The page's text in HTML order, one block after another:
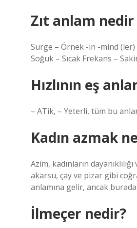
Zıt anlam
Surge – Örnek -in -mind (ler)
Soğuk – Sıcak Frekans –
Hızlının eş
– ATik, – Yeterli, tüm bu
Kadın azmak
Azim, kadınların
akarsu, çay ve pizar gibi
anlamına gelir, ancak burada
İlmeçer nedir?